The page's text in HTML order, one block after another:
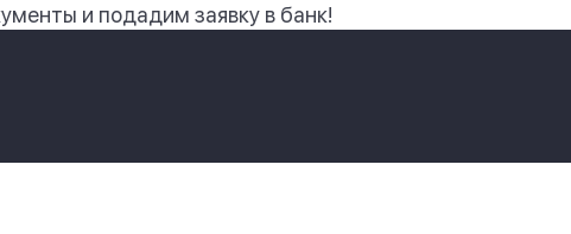
и подадим заявку в банк!